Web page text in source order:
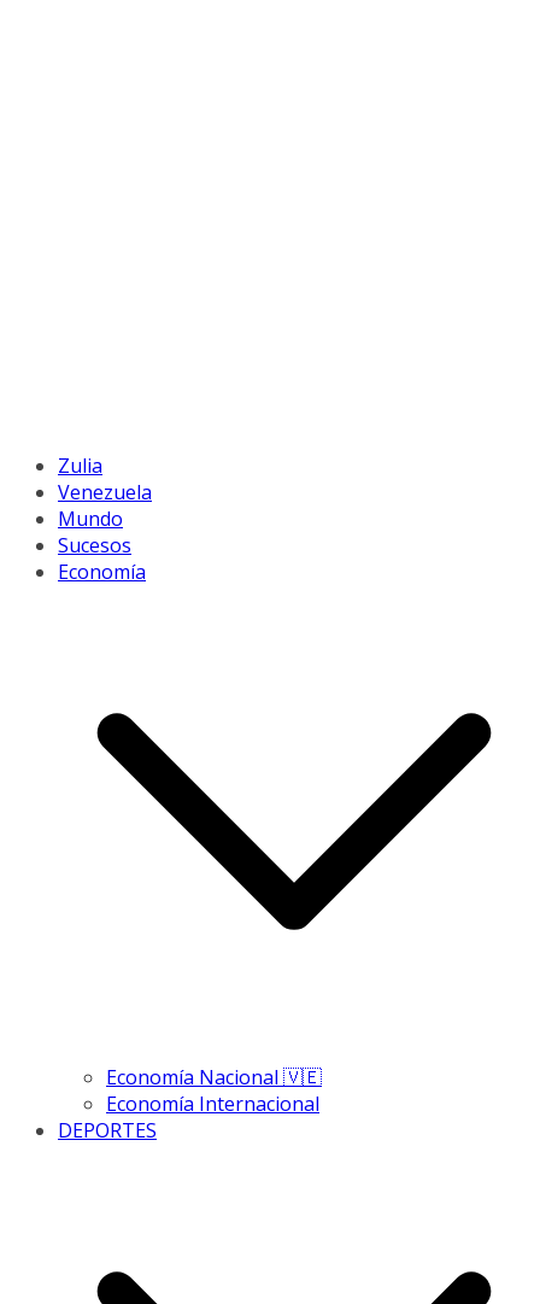
Zulia
Venezuela
Mundo
Sucesos
Economía
Economía Nacional 🇻🇪
Economía Internacional
DEPORTES